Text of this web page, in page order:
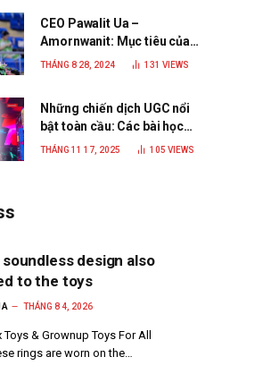
CEO Pawalit Ua –
Amornwanit: Mục tiêu của
C.P. Việt Nam là trở thành
THÁNG 8 28, 2024 131VIEWS
Những chiến dịch UGC nổi
bật toàn cầu: Các bài học
đắt giá cho thương hiệu
THÁNG 11 17, 2025 105VIEWS
design also
to the toys
THÁNG 8 4, 2026
Toys & Grownup Toys For All
rings are worn on the…